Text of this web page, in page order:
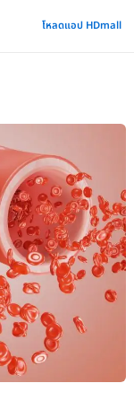
โหลดแอป HDmall